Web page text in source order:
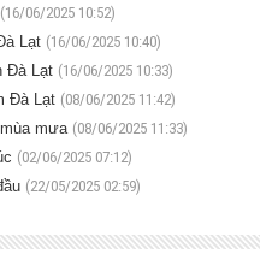
(16/06/2025 10:52)
Lạt (16/06/2025 10:40)
Đà Lạt (16/06/2025 10:33)
Đà Lạt (08/06/2025 11:42)
mưa (08/06/2025 11:33)
(02/06/2025 07:12)
(22/05/2025 02:59)